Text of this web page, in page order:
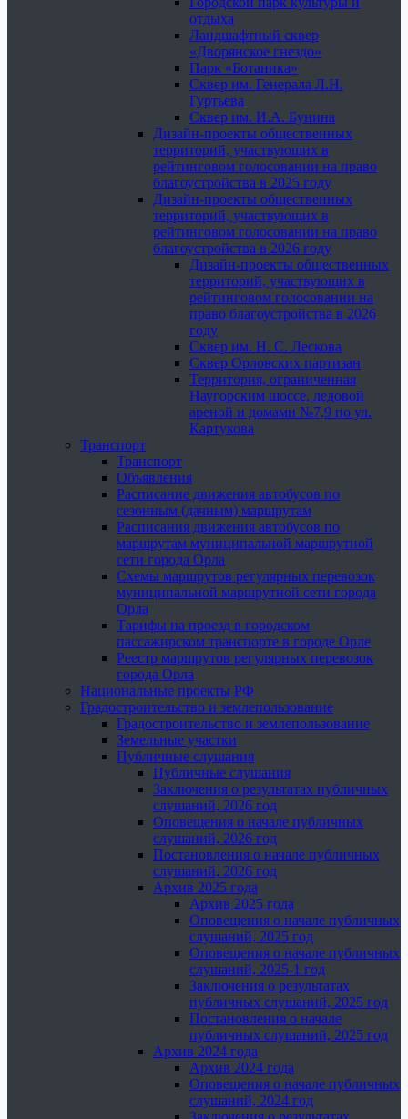
отдыха
Ландшафтный сквер
«Дворянское гнездо»
Парк «Ботаника»
Сквер им. Генерала Л.Н.
Гуртьева
Сквер им. И.А. Бунина
Дизайн-проекты общественных
территорий, участвующих в
рейтинговом голосовании на право
благоустройства в 2025 году
Дизайн-проекты общественных
территорий, участвующих в
рейтинговом голосовании на право
благоустройства в 2026 году
Дизайн-проекты общественных
территорий, участвующих в
рейтинговом голосовании на
право благоустройства в 2026
году
Сквер им. Н. С. Лескова
Сквер Орловских партизан
Территория, ограниченная
Наугорским шоссе, ледовой
ареной и домами №7,9 по ул.
Картукова
Транспорт
Транспорт
Объявления
Расписание движения автобусов по
сезонным (дачным) маршрутам
Расписания движения автобусов по
маршрутам муниципальной маршрутной
сети города Орла
Схемы маршрутов регулярных перевозок
муниципальной маршрутной сети города
Орла
Тарифы на проезд в городском
пассажирском транспорте в городе Орле
Реестр маршрутов регулярных перевозок
города Орла
Национальные проекты РФ
Градостроительство и землепользование
Градостроительство и землепользование
Земельные участки
Публичные слушания
Публичные слушания
Заключения о результатах публичных
слушаний, 2026 год
Оповещения о начале публичных
слушаний, 2026 год
Постановления о начале публичных
слушаний, 2026 год
Архив 2025 года
Архив 2025 года
Оповещения о начале публичных
слушаний, 2025 год
Оповещения о начале публичных
слушаний, 2025-1 год
Заключения о результатах
публичных слушаний, 2025 год
Постановления о начале
публичных слушаний, 2025 год
Архив 2024 года
Архив 2024 года
Оповещения о начале публичных
слушаний, 2024 год